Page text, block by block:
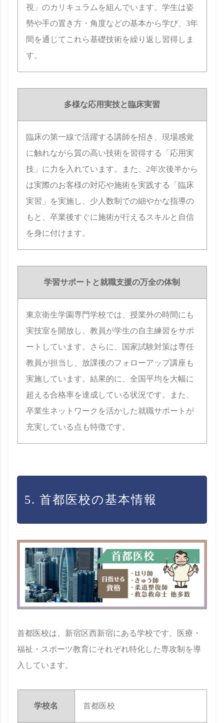
視」のカリキュラムを組んでいます。学生は姿
勢や手の置き方・角度などの基本から学び、3年
間を通じてこれら基礎技術を繰り返し習得しま
す。
多様な応用実技と臨床実習
臨床の第一線で活躍する講師を招き、現場感覚
に触れながら質の高い技術を習得する「応用実
技」に力を入れています。また、2年次後半から
は実際のお客様の対応や施術を実践する「臨床
実習」を実施し、少人数制での細やかな指導の
もと、卒業後すぐに施術が行えるスキルと自信
を身に付けます。
学習サポートと就職支援の万全の体制
東京衛生学園専門学校では、授業外の時間にも
実技室を開放し、教員が学生の自主練習をサポ
ートしています。さらに、国家試験対策は専任
教員が担当し、放課後のフォローアップ講座も
実施しています。結果的に、全国平均を大幅に
超える合格率を達成している状況です。また、
卒業生ネットワークを活かした就職サポートが
充実している点も特徴です。
5. 首都医校の基本情報
首都医校は、新宿区西新宿にある学校です。医療・
福祉・スポーツ教育にそれぞれ特化した専攻制を導
入しています。
学校名 首都医校